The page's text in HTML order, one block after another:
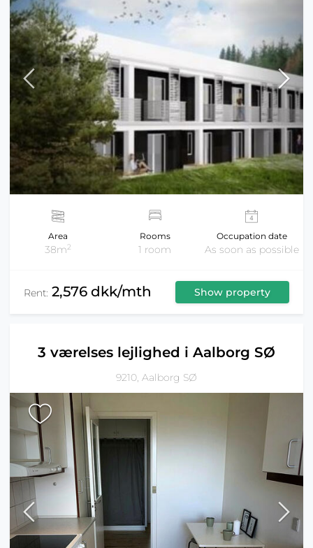
Area
38m2
Rooms
1 room
Occupation date
As soon as possible
Rent: 2,576 dkk/mth Show property
3 værelses lejlighed i Aalborg SØ
9210, Aalborg SØ